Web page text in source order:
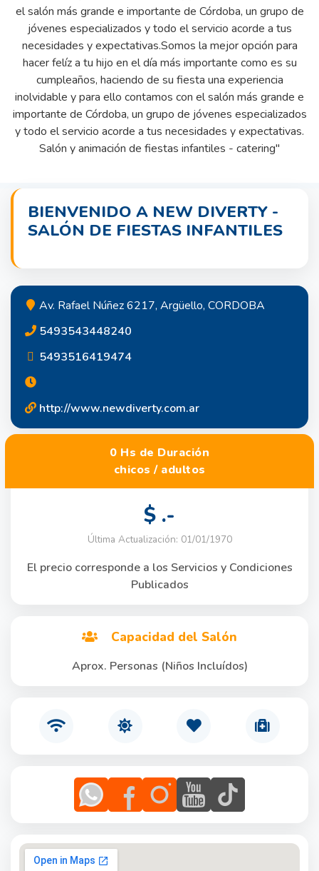
el salón más grande e importante de Córdoba, un grupo de
jóvenes especializados y todo el servicio acorde a tus
necesidades y expectativas.Somos la mejor opción para
hacer felíz a tu hijo en el día más importante como es su
cumpleaños, haciendo de su fiesta una experiencia
inolvidable y para ello contamos con el salón más grande e
importante de Córdoba, un grupo de jóvenes especializados
y todo el servicio acorde a tus necesidades y expectativas.
Salón y animación de fiestas infantiles - catering"
BIENVENIDO A NEW DIVERTY -
SALÓN DE FIESTAS INFANTILES
Av. Rafael Núñez 6217, Argüello, CORDOBA
5493543448240
5493516419474
http://www.newdiverty.com.ar
0 Hs de Duración
chicos / adultos
$ .-
Última Actualización: 01/01/1970
El precio corresponde a los Servicios y Condiciones
Publicados
Capacidad del Salón
Aprox. Personas (Niños Incluídos)